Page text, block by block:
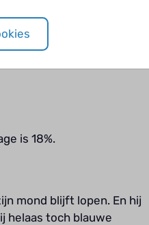
kinderziekenhuis
week erna komen en
is 18%.
mond blijft lopen. En hij
helaas toch blauwe